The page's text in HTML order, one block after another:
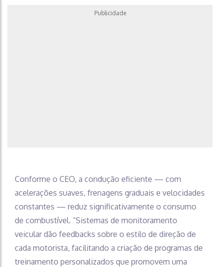
Publicidade
Conforme o CEO, a condução eficiente — com
acelerações suaves, frenagens graduais e velocidades
constantes — reduz significativamente o consumo
de combustível. “Sistemas de monitoramento
veicular dão feedbacks sobre o estilo de direção de
cada motorista, facilitando a criação de programas de
treinamento personalizados que promovem uma